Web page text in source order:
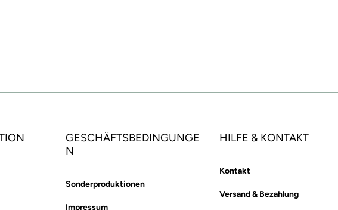
GESCHÄFTSBEDINGUNGE
N
Sonderproduktionen
Impressum
HILFE & KONTAKT
Kontakt
Versand & Bezahlung